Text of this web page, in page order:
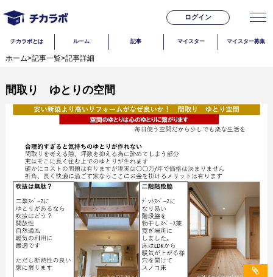
ログイン
チカラボとは ルーム 記事 マイスター マイスター募集
ホーム>記事一覧>記事詳細
間取り ゆとりの空間